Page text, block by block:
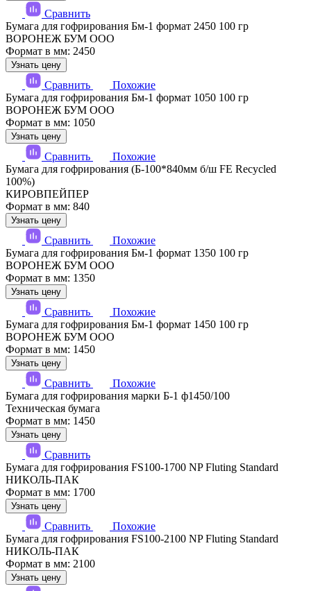
Сравнить
Бумага для гофрирования Бм-1 формат 2450 100 гр
ВОРОНЕЖ БУМ ООО
Формат в мм: 2450
Узнать цену
Сравнить
Похожие
Бумага для гофрирования Бм-1 формат 1050 100 гр
ВОРОНЕЖ БУМ ООО
Формат в мм: 1050
Узнать цену
Сравнить
Похожие
Бумага для гофрирования (Б-100*840мм б/ш FE Recycled
100%)
КИРОВПЕЙПЕР
Формат в мм: 840
Узнать цену
Сравнить
Похожие
Бумага для гофрирования Бм-1 формат 1350 100 гр
ВОРОНЕЖ БУМ ООО
Формат в мм: 1350
Узнать цену
Сравнить
Похожие
Бумага для гофрирования Бм-1 формат 1450 100 гр
ВОРОНЕЖ БУМ ООО
Формат в мм: 1450
Узнать цену
Сравнить
Похожие
Бумага для гофрирования марки Б-1 ф1450/100
Техническая бумага
Формат в мм: 1450
Узнать цену
Сравнить
Бумага для гофрирования FS100-1700 NP Fluting Standard
НИКОЛЬ-ПАК
Формат в мм: 1700
Узнать цену
Сравнить
Похожие
Бумага для гофрирования FS100-2100 NP Fluting Standard
НИКОЛЬ-ПАК
Формат в мм: 2100
Узнать цену